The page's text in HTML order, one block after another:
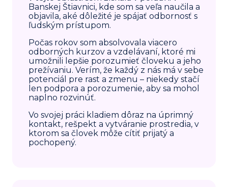
Banskej Štiavnici, kde som sa veľa naučila a
objavila, aké dôležité je spájať odbornosť s
ľudským prístupom.
Počas rokov som absolvovala viacero
odborných kurzov a vzdelávaní, ktoré mi
umožnili lepšie porozumieť človeku a jeho
prežívaniu. Verím, že každý z nás má v sebe
potenciál pre rast a zmenu – niekedy stačí
len podpora a porozumenie, aby sa mohol
naplno rozvinúť.
Vo svojej práci kladiem dôraz na úprimný
kontakt, rešpekt a vytváranie prostredia, v
ktorom sa človek môže cítiť prijatý a
pochopený.